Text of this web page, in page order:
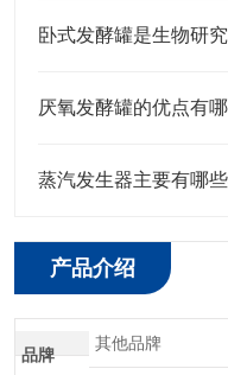
卧式发酵罐是生物研
厌氧发酵罐的优点有
蒸汽发生器主要有哪
产品介绍
品牌
其他品牌